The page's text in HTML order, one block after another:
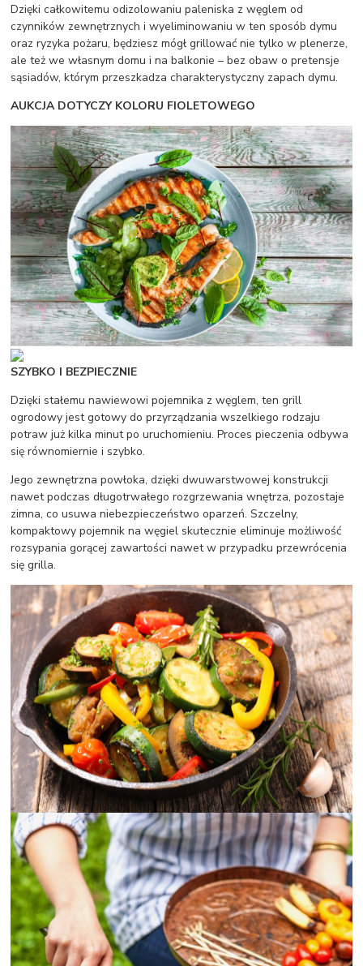
Dzięki całkowitemu odizolowaniu paleniska z węglem od
czynników zewnętrznych i wyeliminowaniu w ten sposób dymu
oraz ryzyka pożaru, będziesz mógł grillować nie tylko w plenerze,
ale też we własnym domu i na balkonie – bez obaw o pretensje
sąsiadów, którym przeszkadza charakterystyczny zapach dymu.
AUKCJA DOTYCZY KOLORU FIOLETOWEGO
SZYBKO I BEZPIECZNIE
Dzięki stałemu nawiewowi pojemnika z węglem, ten grill
ogrodowy jest gotowy do przyrządzania wszelkiego rodzaju
potraw już kilka minut po uruchomieniu. Proces pieczenia odbywa
się równomiernie i szybko.
Jego zewnętrzna powłoka, dzięki dwuwarstwowej konstrukcji
nawet podczas długotrwałego rozgrzewania wnętrza, pozostaje
zimna, co usuwa niebezpieczeństwo oparzeń. Szczelny,
kompaktowy pojemnik na węgiel skutecznie eliminuje możliwość
rozsypania gorącej zawartości nawet w przypadku przewrócenia
się grilla.